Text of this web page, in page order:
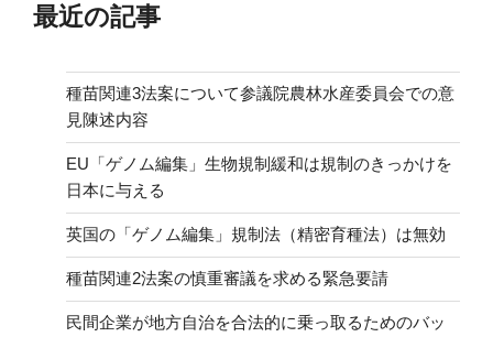
最近の記事
種苗関連3法案について参議院農林水産委員会での意
見陳述内容
EU「ゲノム編集」生物規制緩和は規制のきっかけを
日本に与える
英国の「ゲノム編集」規制法（精密育種法）は無効
種苗関連2法案の慎重審議を求める緊急要請
民間企業が地方自治を合法的に乗っ取るためのバッ